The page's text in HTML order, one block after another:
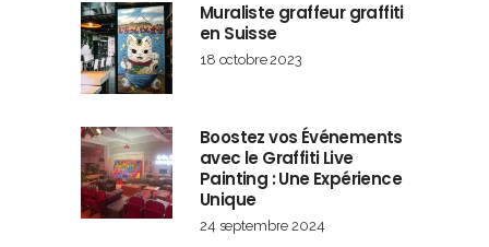
Muraliste graffeur graffiti
en Suisse
18 octobre 2023
Boostez vos Événements
avec le Graffiti Live
Painting : Une Expérience
Unique
24 septembre 2024